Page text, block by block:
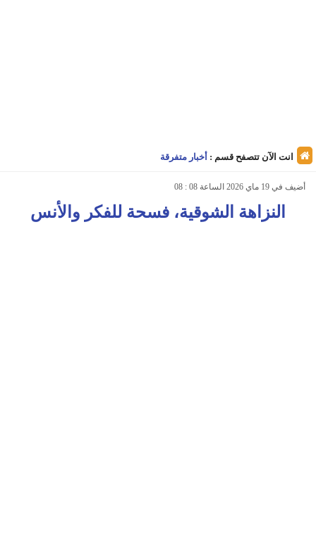
انت الآن تتصفح قسم : أخبار متفرقة
أضيف في 19 ماي 2026 الساعة 08 : 08
النزاهة الشوقية، فسحة للفكر والأنس